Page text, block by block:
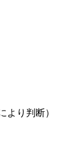
より判断）